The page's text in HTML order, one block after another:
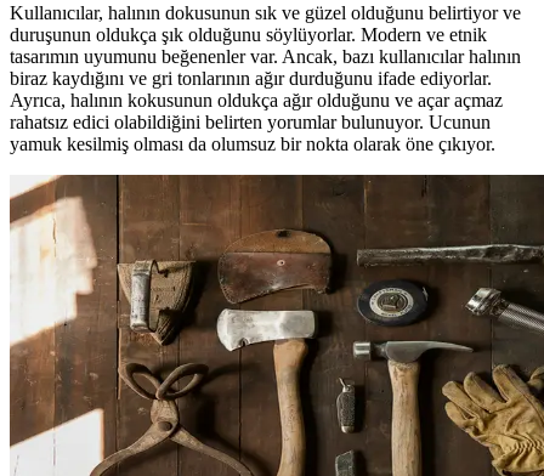
Kullanıcılar, halının dokusunun sık ve güzel olduğunu belirtiyor ve
duruşunun oldukça şık olduğunu söylüyorlar. Modern ve etnik
tasarımın uyumunu beğenenler var. Ancak, bazı kullanıcılar halının
biraz kaydığını ve gri tonlarının ağır durduğunu ifade ediyorlar.
Ayrıca, halının kokusunun oldukça ağır olduğunu ve açar açmaz
rahatsız edici olabildiğini belirten yorumlar bulunuyor. Ucunun
yamuk kesilmiş olması da olumsuz bir nokta olarak öne çıkıyor.